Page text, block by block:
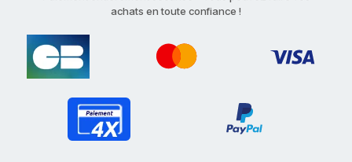
achats en toute confiance !